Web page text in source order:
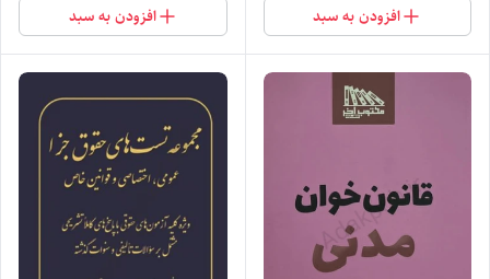
افزودن به سبد افزودن به سبد